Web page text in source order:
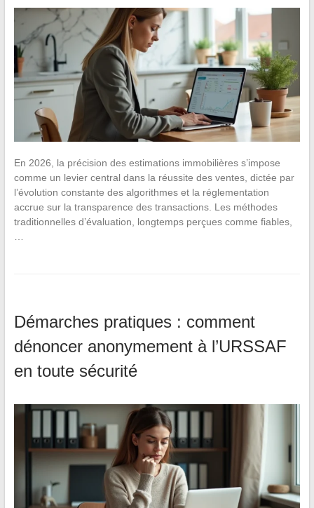
En 2026, la précision des estimations immobilières s’impose
comme un levier central dans la réussite des ventes, dictée par
l’évolution constante des algorithmes et la réglementation
accrue sur la transparence des transactions. Les méthodes
traditionnelles d’évaluation, longtemps perçues comme fiables,
Démarches pratiques : comment
dénoncer anonymement à l’URSSAF
en toute sécurité